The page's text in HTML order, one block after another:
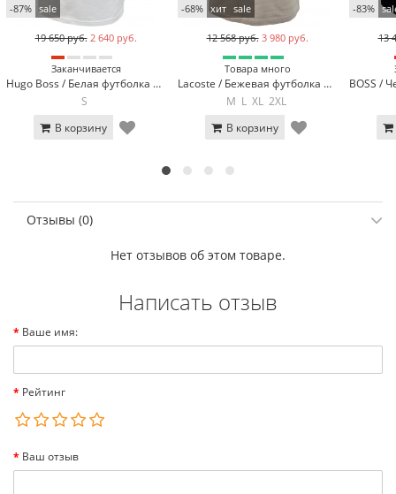
-87% sale
19 650 руб. 2 640 руб.
Заканчивается
Hugo Boss / Белая футболка поло Hugo Boss 317-3
S
В корзину
-68% хит sale
12 568 руб. 3 980 руб.
Товара много
Lacoste / Бежевая футболка поло Lacoste LC2-13
M L XL 2XL
В корзину
-83%
13
Отзывы (0)
Нет отзывов об этом товаре.
Написать отзыв
Ваше имя:
Рейтинг
Ваш отзыв